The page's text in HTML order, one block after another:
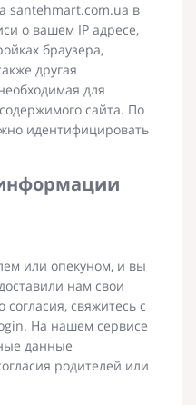
santehmart.com.ua в
о вашем IP адресе,
браузера,
другая
для
сайта. По
идентифицировать
или опекуном, и вы
нам свои
свяжитесь с
На нашем сервисе
данные
родителей или